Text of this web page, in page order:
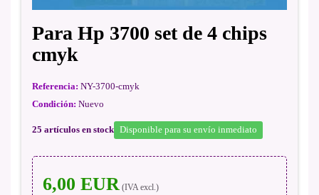
Para Hp 3700 set de 4 chips
cmyk
Referencia: NY-3700-cmyk
Condición: Nuevo
25 artículos en stock Disponible para su envío inmediato
6,00 EUR (IVA excl.)